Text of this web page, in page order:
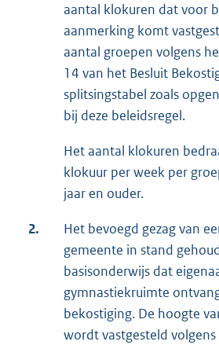
aantal klokuren dat voor
aanmerking komt
aantal groepen volgens
14 van het Besluit
splitsingstabel zoals
bij deze beleidsregel.
Het aantal klokuren
klokuur per week per
jaar en ouder.
2.
Het bevoegd gezag van
gemeente in stand
basisonderwijs dat
gymnastiekruimte
bekostiging. De hoogte
wordt vastgesteld